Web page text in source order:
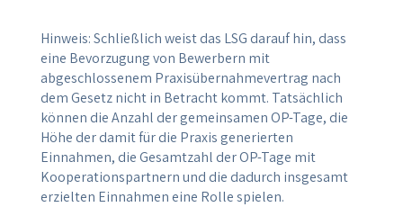
Hinweis: Schließlich weist das LSG darauf hin, dass
eine Bevorzugung von Bewerbern mit
abgeschlossenem Praxisübernahmevertrag nach
dem Gesetz nicht in Betracht kommt. Tatsächlich
können die Anzahl der gemeinsamen OP-Tage, die
Höhe der damit für die Praxis generierten
Einnahmen, die Gesamtzahl der OP-Tage mit
Kooperationspartnern und die dadurch insgesamt
erzielten Einnahmen eine Rolle spielen.